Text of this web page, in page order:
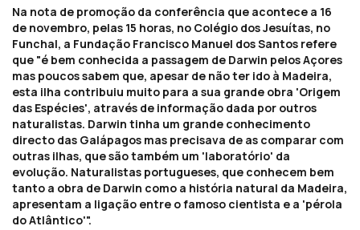
Na nota de promoção da conferência que acontece a 16
de novembro, pelas 15 horas, no Colégio dos Jesuítas, no
Funchal, a Fundação Francisco Manuel dos Santos refere
que "é bem conhecida a passagem de Darwin pelos Açores
mas poucos sabem que, apesar de não ter ido à Madeira,
esta ilha contribuiu muito para a sua grande obra 'Origem
das Espécies', através de informação dada por outros
naturalistas. Darwin tinha um grande conhecimento
directo das Galápagos mas precisava de as comparar com
outras ilhas, que são também um 'laboratório' da
evolução. Naturalistas portugueses, que conhecem bem
tanto a obra de Darwin como a história natural da Madeira,
apresentam a ligação entre o famoso cientista e a 'pérola
do Atlântico'".